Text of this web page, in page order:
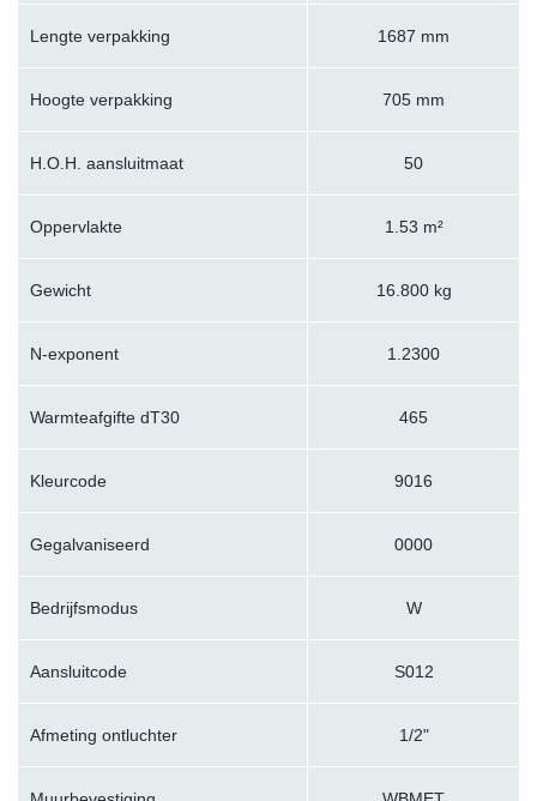
Lengte verpakking 1687 mm
Hoogte verpakking 705 mm
H.O.H. aansluitmaat 50
Oppervlakte 1.53 m²
Gewicht 16.800 kg
N-exponent 1.2300
Warmteafgifte dT30 465
Kleurcode 9016
Gegalvaniseerd 0000
Bedrijfsmodus W
Aansluitcode S012
Afmeting ontluchter 1/2"